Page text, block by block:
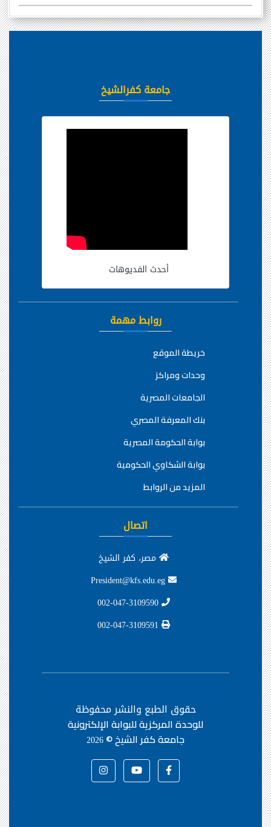
جامعة كفرالشيخ
أحدث الفديوهات
روابط مهمة
خريطة الموقع
وحدات ومراكز
الجامعات المصرية
بنك المعرفة المصري
بوابة الحكومة المصرية
بوابة الشكاوي الحكومية
المزيد من الروابط
اتصال
مصر، كفر الشيخ
حقوق الطبع والنشر محفوظة
للوحدة المركزية للبوابة الإلكترونية
جامعة كفر الشيخ ©2026